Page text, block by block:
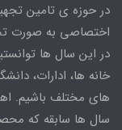
در حوزه ی تامین
اختصاصی به صورت
در این سال ها
خانه ها، ادارات،
های مختلف باشیم.
سال ها سابقه که